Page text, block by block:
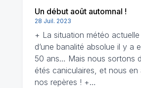
Un début août automnal !
28 Juil. 2023
+ La situation météo
d’une banalité absolue il y a
50 ans… Mais nous sortons
étés caniculaires, et nous en
nos repères ! +…